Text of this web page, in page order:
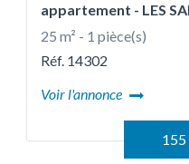
appartement - LES
25 m² - 1 pièce(s)
Réf. 14302
Voir l'annonce